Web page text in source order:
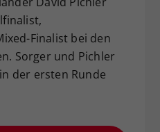
Finalist bei den
Sorger und Pichler
der ersten Runde